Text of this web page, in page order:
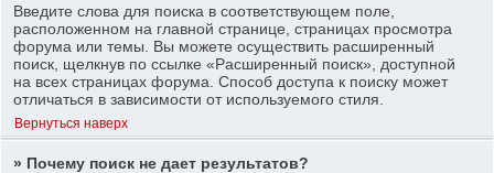
Введите слова для поиска в соответствующем поле,
расположенном на главной странице, страницах просмотра
форума или темы. Вы можете осуществить расширенный
поиск, щелкнув по ссылке «Расширенный поиск», доступной
на всех страницах форума. Способ доступа к поиску может
отличаться в зависимости от используемого стиля.
Вернуться наверх
» Почему поиск не дает результатов?